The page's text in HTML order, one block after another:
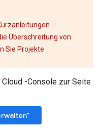
Überschreitung von
Sie Projekte
-Console zur Seite